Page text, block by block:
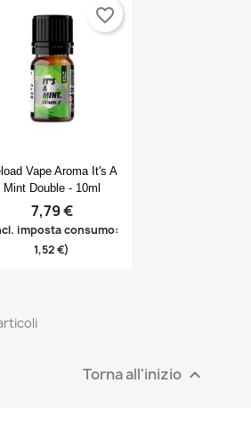
Anteprima
Vape Aroma It's A
Mint Double - 10ml
7,79 €
imposta consumo:
1,52 €)
favorite_border
Torna all'inizio 